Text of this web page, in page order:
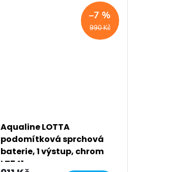
990 Kč
–7 %
Aqualine LOTTA
podomítková sprchová
baterie, 1 výstup, chrom
LT741